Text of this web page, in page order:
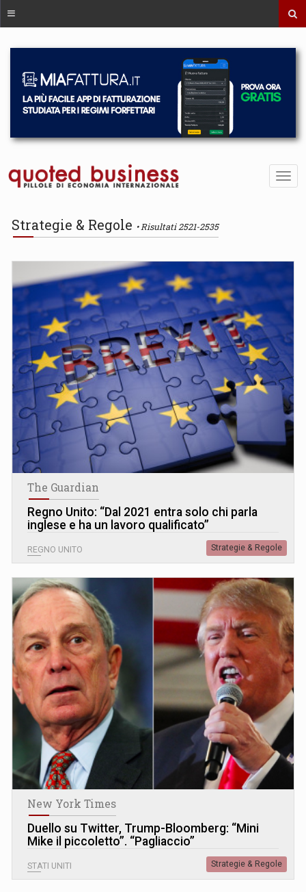
Strategie & Regole Risultati 2521-2535
The Guardian
Regno Unito: “Dal 2021 entra solo chi parla
inglese e ha un lavoro qualificato”
REGNO UNITO Strategie & Regole
New York Times
Duello su Twitter, Trump-Bloomberg: “Mini
Mike il piccoletto”. “Pagliaccio”
STATI UNITI Strategie & Regole